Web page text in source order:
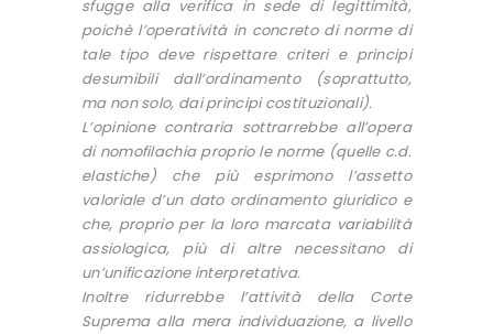
sfugge alla verifica in sede di legittimità,
poichè l’operatività in concreto di norme di
tale tipo deve rispettare criteri e principi
desumibili dall’ordinamento (soprattutto,
ma non solo, dai principi costituzionali).
L’opinione contraria sottrarrebbe all’opera
di nomofilachia proprio le norme (quelle c.d.
elastiche) che più esprimono l’assetto
valoriale d’un dato ordinamento giuridico e
che, proprio per la loro marcata variabilità
assiologica, più di altre necessitano di
un’unificazione interpretativa.
Inoltre ridurrebbe l’attività della Corte
Suprema alla mera individuazione, a livello